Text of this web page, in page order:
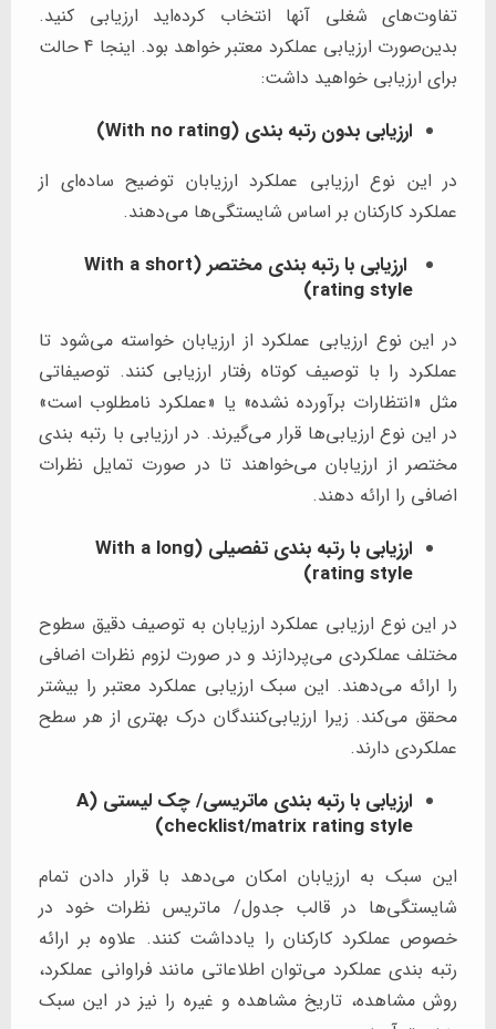
تفاوت‌های شغلی آنها انتخاب کرده‌اید ارزیابی کنید.
بدین‌صورت ارزیابی عملکرد معتبر خواهد بود. اینجا 4 حالت
برای ارزیابی خواهید داشت:
ارزیابی بدون رتبه بندی (With no rating)
در این نوع ارزیابی عملکرد ارزیابان توضیح ساده‌ای از
عملکرد کارکنان بر اساس شایستگی‌ها می‌دهند.
ارزیابی با رتبه بندی مختصر (With a short
rating style)
در این نوع ارزیابی عملکرد از ارزیابان خواسته می‌شود تا
عملکرد را با توصیف کوتاه رفتار ارزیابی کنند. توصیفاتی
مثل «انتظارات برآورده نشده» یا «عملکرد نامطلوب است»
در این نوع ارزیابی‌ها قرار می‌گیرند. در ارزیابی با رتبه بندی
مختصر از ارزیابان می‌خواهند تا در صورت تمایل نظرات
اضافی را ارائه دهند.
ارزیابی با رتبه بندی تفصیلی (With a long
rating style)
در این نوع ارزیابی عملکرد ارزیابان به توصیف دقیق سطوح
مختلف عملکردی می‌پردازند و در صورت لزوم نظرات اضافی
را ارائه می‌دهند. این سبک ارزیابی عملکرد معتبر را بیشتر
محقق می‌کند. زیرا ارزیابی‌کنندگان درک بهتری از هر سطح
عملکردی دارند.
ارزیابی با رتبه بندی ماتریسی/ چک لیستی (A
checklist/matrix rating style)
این سبک به ارزیابان امکان می‌دهد با قرار دادن تمام
شایستگی‌ها در قالب جدول/ ماتریس نظرات خود در
خصوص عملکرد کارکنان را یادداشت کنند. علاوه بر ارائه
رتبه بندی عملکرد می‌توان اطلاعاتی مانند فراوانی عملکرد،
روش مشاهده، تاریخ مشاهده و غیره را نیز در این سبک